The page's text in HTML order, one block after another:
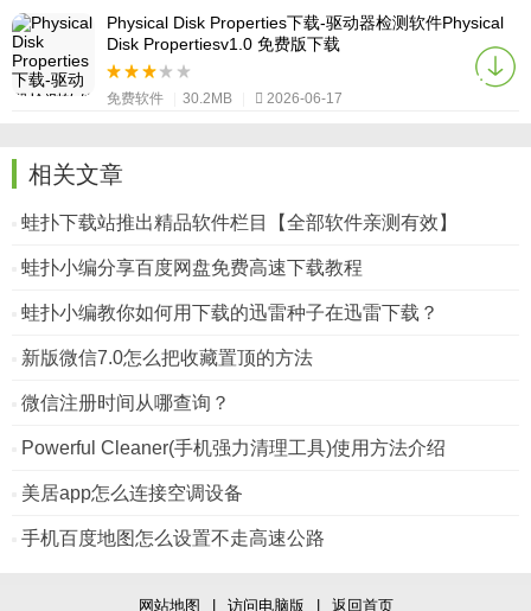
Physical Disk Properties下载-驱动器检测软件Physical
Disk Propertiesv1.0 免费版下载
免费软件 30.2MB 2026-06-17
相关文章
蛙扑下载站推出精品软件栏目【全部软件亲测有效】
蛙扑小编分享百度网盘免费高速下载教程
蛙扑小编教你如何用下载的迅雷种子在迅雷下载？
新版微信7.0怎么把收藏置顶的方法
微信注册时间从哪查询？
Powerful Cleaner(手机强力清理工具)使用方法介绍
美居app怎么连接空调设备
手机百度地图怎么设置不走高速公路
网站地图 | 访问电脑版 | 返回首页